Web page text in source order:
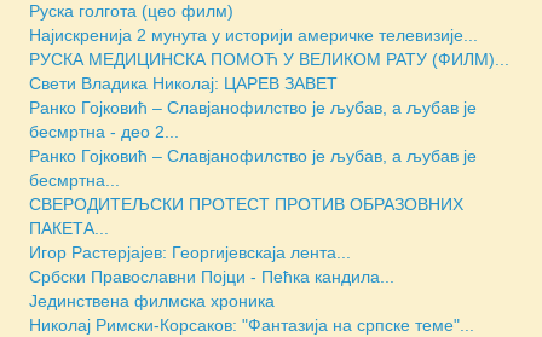
Руска голгота (цео филм)
Најискренија 2 мунута у историји америчке телевизије...
РУСКА МЕДИЦИНСКА ПОМОЋ У ВЕЛИКОМ РАТУ (ФИЛМ)...
Свети Владика Николај: ЦАРЕВ ЗАВЕТ
Ранко Гојковић – Славјанофилство је љубав, а љубав је
бесмртна - део 2...
Ранко Гојковић – Славјанофилство је љубав, а љубав је
бесмртна...
СВЕРОДИТЕЉСКИ ПРОТЕСТ ПРОТИВ ОБРАЗОВНИХ
ПАКЕТА...
Игор Растерјајев: Георгијевскаја лента...
Србски Православни Појци - Пећка кандила...
Jединствена филмска хроника
Николај Римски-Корсаков: "Фантазија на српске теме"...